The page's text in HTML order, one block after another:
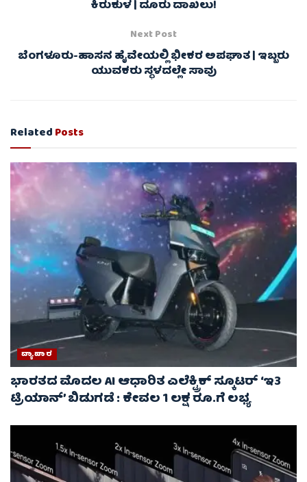
ಕಿರುಕುಳ | ದೂರು ದಾಖಲು!
Next Post
ಬೆಂಗಳೂರು-ಹಾಸನ ಹೈವೇಯಲ್ಲಿ ಭೀಕರ ಅಪಘಾತ | ಇಬ್ಬರು
ಯುವಕರು ಸ್ಥಳದಲ್ಲೇ ಸಾವು
RelatedPosts
ವ್ಯಾಪಾರ
ಭಾರತದ ಮೊದಲ AI ಆಧಾರಿತ ಎಲೆಕ್ಟ್ರಿಕ್ ಸ್ಕೂಟರ್ ‘ಇ3
ಟ್ರಿಯಾನ್’ ಬಿಡುಗಡೆ : ಕೇವಲ 1 ಲಕ್ಷ ರೂ.ಗೆ ಲಭ್ಯ